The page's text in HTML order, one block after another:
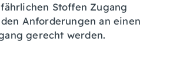
Stoffen Zugang
Anforderungen an einen
gerecht werden.